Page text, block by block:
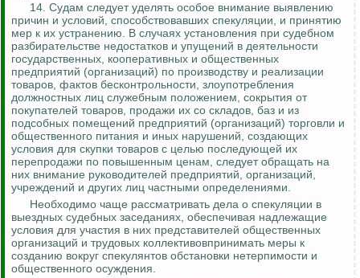
14. Судам следует уделять особое внимание выявлению
причин и условий, способствовавших спекуляции, и принятию
мер к их устранению. В случаях установления при судебном
разбирательстве недостатков и упущений в деятельности
государственных, кооперативных и общественных
предприятий (организаций) по производству и реализации
товаров, фактов бесконтрольности, злоупотребления
должностных лиц служебным положением, сокрытия от
покупателей товаров, продажи их со складов, баз и из
подсобных помещений предприятий (организаций) торговли и
общественного питания и иных нарушений, создающих
условия для скупки товаров с целью последующей их
перепродажи по повышенным ценам, следует обращать на
них внимание руководителей предприятий, организаций,
учреждений и других лиц частными определениями.
Необходимо чаще рассматривать дела о спекуляции в
выездных судебных заседаниях, обеспечивая надлежащие
условия для участия в них представителей общественных
организаций и трудовых коллективовпринимать меры к
созданию вокруг спекулянтов обстановки нетерпимости и
общественного осуждения.